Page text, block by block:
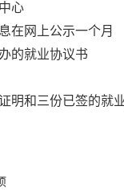
心
在网上公示一个月
的就业协议书
明和三份已签的就